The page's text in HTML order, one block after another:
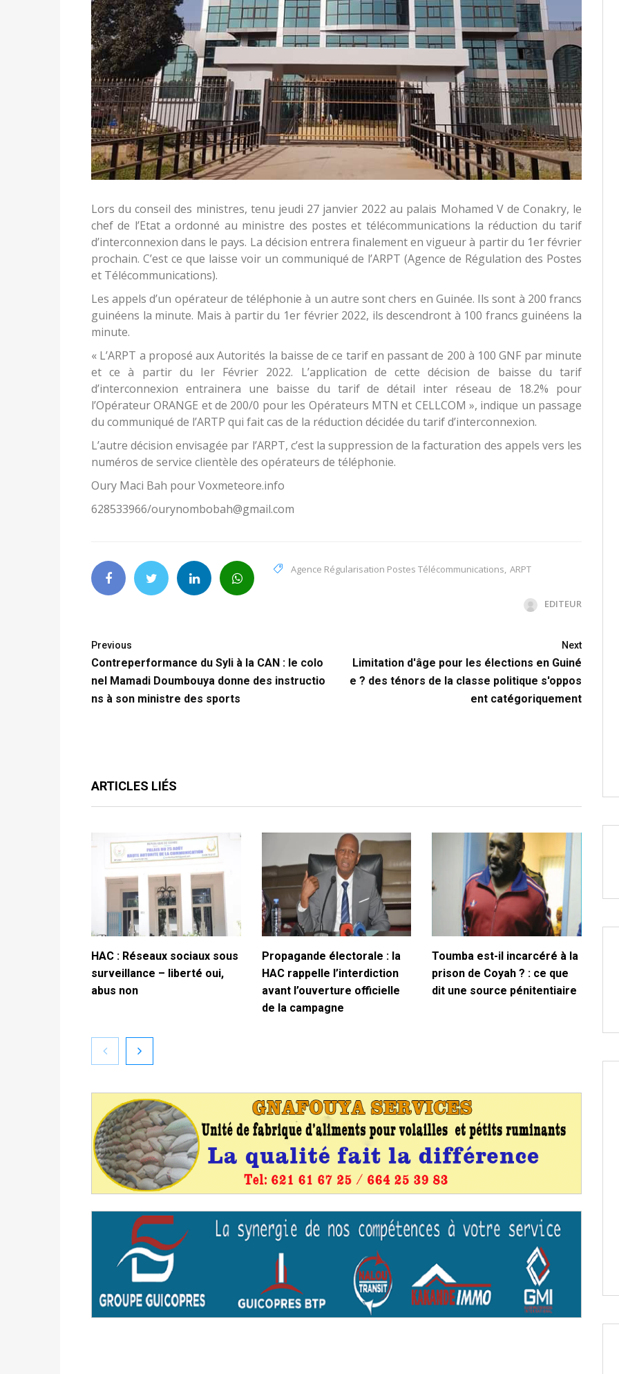
Lors du conseil des ministres, tenu jeudi 27 janvier 2022 au palais Mohamed V de Conakry, le
chef de l’Etat a ordonné au ministre des postes et télécommunications la réduction du tarif
d’interconnexion dans le pays. La décision entrera finalement en vigueur à partir du 1er février
prochain. C’est ce que laisse voir un communiqué de l’ARPT (Agence de Régulation des Postes
et Télécommunications).
Les appels d’un opérateur de téléphonie à un autre sont chers en Guinée. Ils sont à 200 francs
guinéens la minute. Mais à partir du 1er février 2022, ils descendront à 100 francs guinéens la
minute.
« L’ARPT a proposé aux Autorités la baisse de ce tarif en passant de 200 à 100 GNF par minute
et ce à partir du Ier Février 2022. L’application de cette décision de baisse du tarif
d’interconnexion entrainera une baisse du tarif de détail inter réseau de 18.2% pour
l’Opérateur ORANGE et de 200/0 pour les Opérateurs MTN et CELLCOM », indique un passage
du communiqué de l’ARTP qui fait cas de la réduction décidée du tarif d’interconnexion.
L’autre décision envisagée par l’ARPT, c’est la suppression de la facturation des appels vers les
numéros de service clientèle des opérateurs de téléphonie.
Oury Maci Bah pour Voxmeteore.info
628533966/ourynombobah@gmail.com
Agence Régularisation Postes Télécommunications, ARPT
EDITEUR
Previous
Contreperformance du Syli à la CAN : le colo
nel Mamadi Doumbouya donne des instructio
ns à son ministre des sports
Next
Limitation d'âge pour les élections en Guiné
e ? des ténors de la classe politique s'oppos
ent catégoriquement
ARTICLES LIÉS
HAC : Réseaux sociaux sous
surveillance – liberté oui,
abus non
Propagande électorale : la
HAC rappelle l’interdiction
avant l’ouverture officielle
de la campagne
Toumba est-il incarcéré à la
prison de Coyah ? : ce que
dit une source pénitentiaire